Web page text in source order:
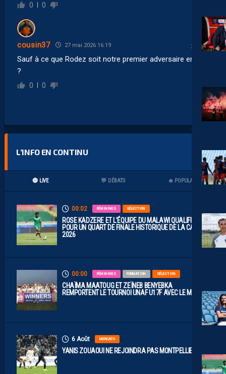
0 0
cousin37 27 mai 2026 16:19
Sauf à ce que Rodez soit notre premier adversaire en J1
?
0 0
L’INFO EN CONTINU
🔴 LIVE 💬 DÉBATS 🔥 POPULAIRES
00:02 FÉMININES SÉLECTION
ROSE KADZERE ET L’ÉQUIPE DU MALAWI QUALIFIÉES
POUR UN QUART DE FINALE HISTORIQUE DE LA CAN
2026
00:00 FÉMININES FORMATION SÉLECTION
CHAÏMA MAATOUG ET ZEÏNEB BENYEBKA
REMPORTENT LE TOURNOI UNAF U17F AVEC LE MAROC
6 Août MERCATO
YANIS ZOUAOUI NE REJOINDRA PAS MONTPELLIER…